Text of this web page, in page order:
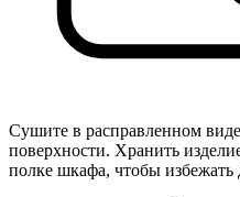
Сушите в расправленном
поверхности. Хранить
полке шкафа, чтобы